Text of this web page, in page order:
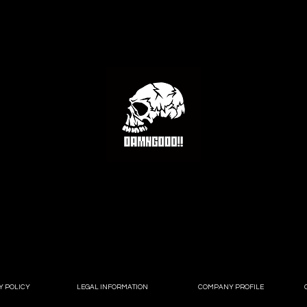
POLICY LEGAL INFORMATION COMPANY PROFILE